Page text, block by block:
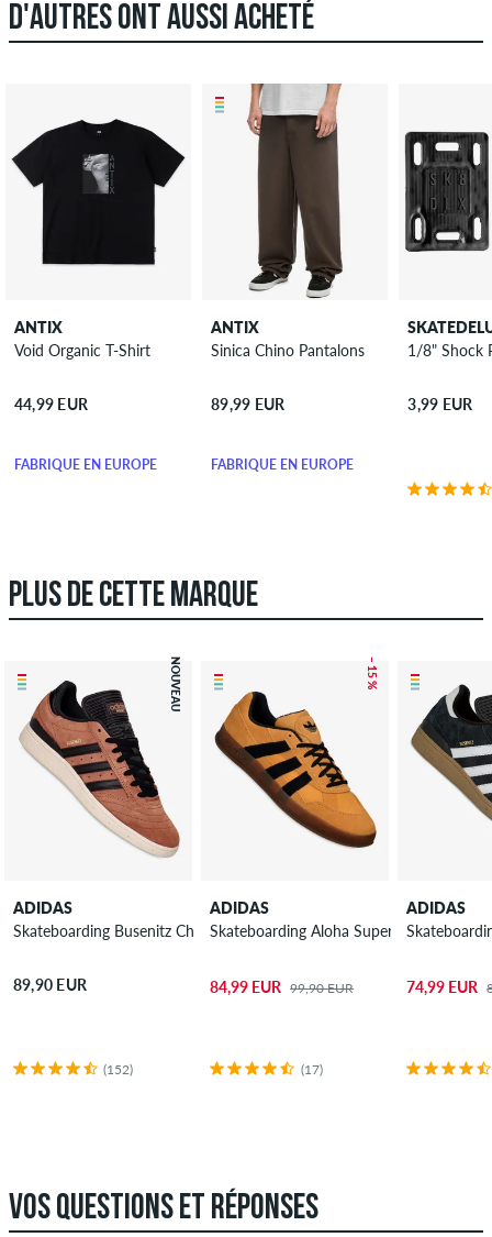
D'AUTRES ONT AUSSI ACHETÉ
ANTIX
Void Organic T-Shirt
44,99 EUR
FABRIQUÉ EN EUROPE
ANTIX
Sinica Chino Pantalons
89,99 EUR
FABRIQUÉ EN EUROPE
1/8" Shock
3,99 EUR
PLUS DE CETTE MARQUE
NOUVEAU
ADIDAS
Skateboarding Busenitz Chaussure
89,90 EUR
(152)
– 15 %
ADIDAS
Skateboarding Aloha Super Chaussure
84,99 EUR 99,90 EUR
(17)
ADIDAS
74,99 EUR
VOS QUESTIONS ET RÉPONSES